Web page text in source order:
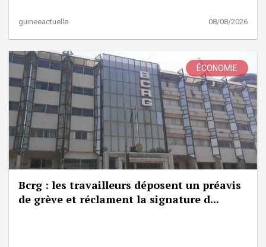
guineeactuelle 08/08/2026
ÉCONOMIE
Bcrg : les travailleurs déposent un préavis
de grève et réclament la signature d...